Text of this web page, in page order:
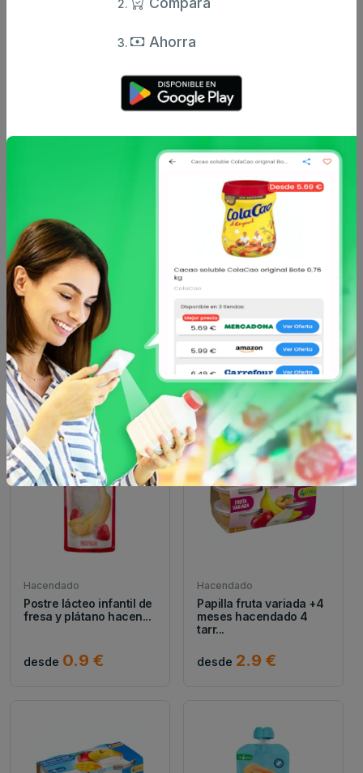
Papilla manzana y
desde
Hacendado
Papilla plátano, fresa,
arándanos y avena +8
me...
desde0.9 €
Hacendado
Postre lácteo infantil de
galleta hacendado +8...
desde0.9 €
Hacendado
Postre lácteo infantil de
fresa y plátano hacen...
desde 0.9 €
Hacendado
Papilla fruta variada +4
meses hacendado 4
tarr...
desde 2.9 €
Ahorra